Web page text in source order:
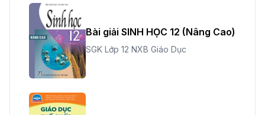
Bài giải SINH HỌC 12 (Nâng Cao)
SGK Lớp 12 NXB Giáo Dục